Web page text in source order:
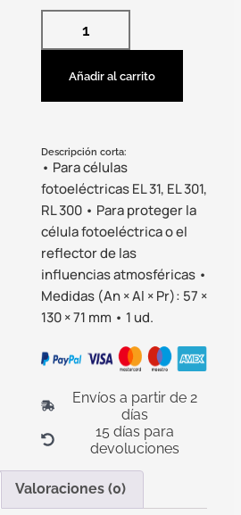
Añadir al carrito
Descripción corta:
• Para células
fotoeléctricas EL 31, EL 301,
RL 300 • Para proteger la
célula fotoeléctrica o el
reflector de las
influencias atmosféricas •
Medidas (An × Al × Pr): 57 ×
130 × 71 mm • 1 ud.
Envíos a partir de 2
días
15 días para
devoluciones
Valoraciones (0)